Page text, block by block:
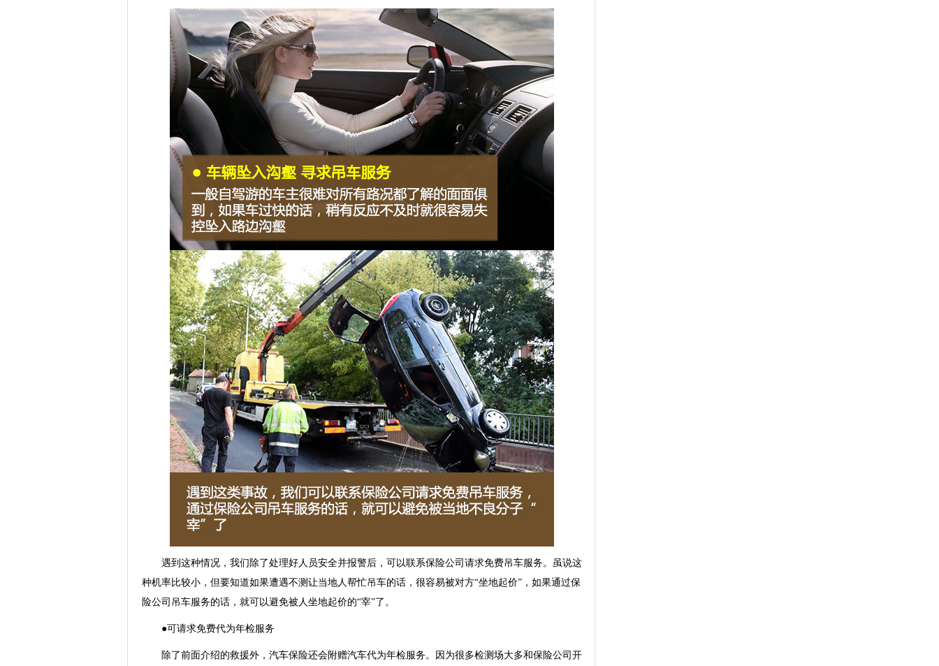
遇到这种情况，我们除了处理好人员安全并报警后，可以联系保险公司请求免费吊车服务。虽说这
种机率比较小，但要知道如果遭遇不测让当地人帮忙吊车的话，很容易被对方“坐地起价”，如果通过保
险公司吊车服务的话，就可以避免被人坐地起价的“宰”了。
●可请求免费代为年检服务
除了前面介绍的救援外，汽车保险还会附赠汽车代为年检服务。因为很多检测场大多和保险公司开